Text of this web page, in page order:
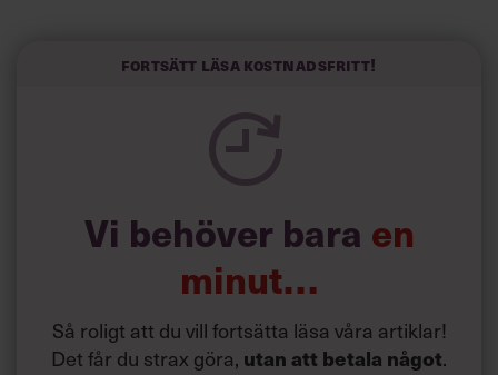
och höjt arbetsglädjen på Google:
Fortsätt läsa kostnadsfritt!
Vi behöver bara en
minut…
Så roligt att du vill fortsätta läsa våra artiklar!
Det får du strax göra, utan att betala något.